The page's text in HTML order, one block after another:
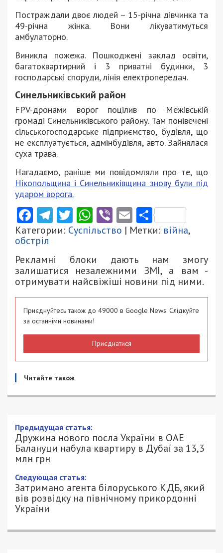
Постраждали двоє людей – 15-річна дівчинка та
49-річна жінка. Вони лікуватимуться
амбулаторно.
Виникла пожежа. Пошкоджені заклад освіти,
багатоквартирний і 3 приватні будинки, 3
господарські споруди, лінія електропередач.
Синельниківський район
FPV-дронами ворог поцілив по Межівській
громаді Синельниківського району. Там понівечені
сільськогосподарське підприємство, будівля, що
не експлуатується, адмінбудівля, авто. Зайнялася
суха трава.
Нагадаємо, раніше ми повідомляли про те, що
Нікопольщина і Синельниківщина знову були під
ударом ворога.
Facebook
Telegram
Twitter
WhatsApp
ViberEmail
Категории: Суспільство | Метки: війна,
обстріл
Рекламні блоки дають нам змогу
залишатися незалежними ЗМІ, а вам -
отримувати найсвіжіші новини під ними.
Приєднуйтесь також до 49000 в Google News. Слідкуйте
за останніми новинами!
Приєднатися
Читайте також
Дружина нового посла України в ОАЕ
Балануци набула квартиру в Дубаї за
13,3 млн грн
27/07/2025 - 20:30
АННА БАУМАН - СПЕЦИАЛЬНО ДЛЯ
49000.COM.UA
531